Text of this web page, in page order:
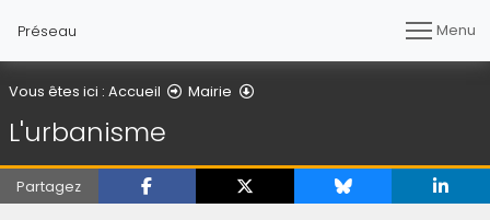
Préseau Menu
Vous êtes ici : Accueil Mairie
L'urbanisme
Partagez